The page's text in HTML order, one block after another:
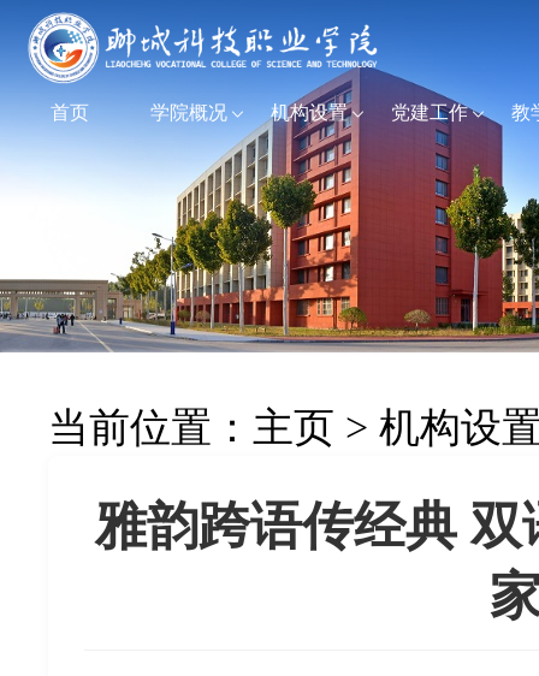
首页 学院概况 机构设置 党建工作 教
当前位置： 主页 > 机构设
雅韵跨语传经典